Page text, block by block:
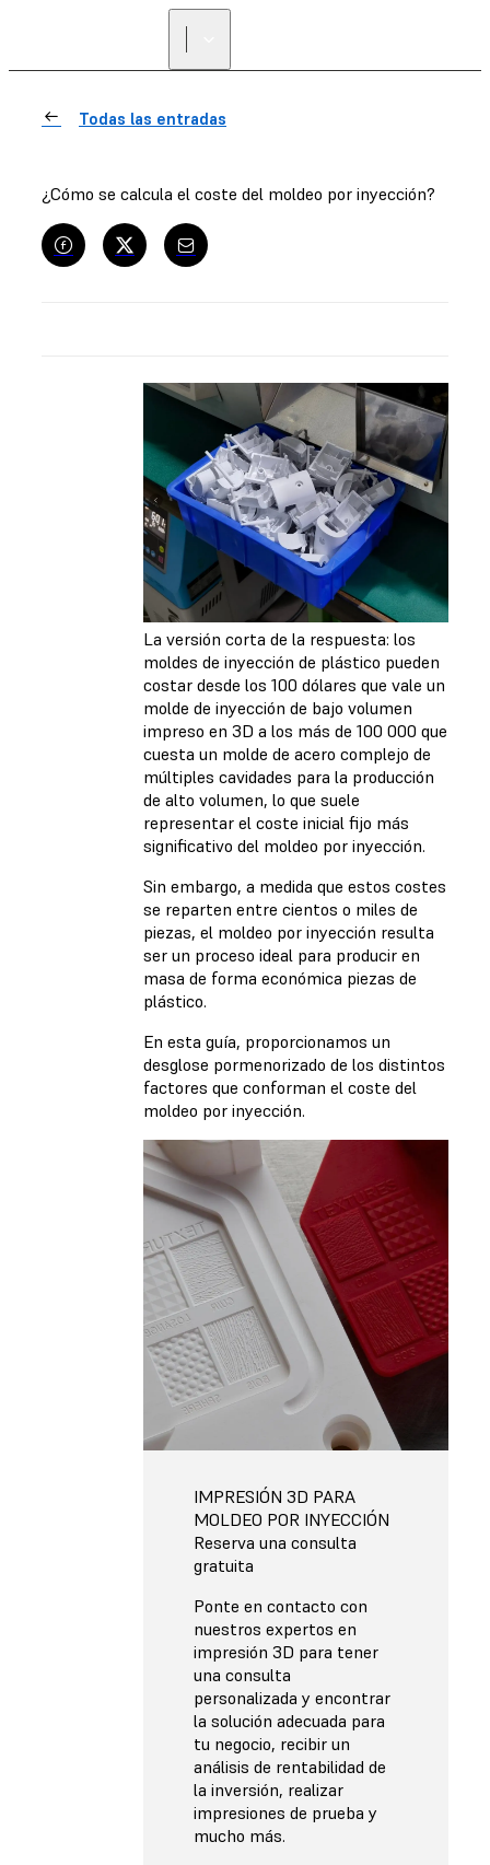
Todas las entradas
¿Cómo se calcula el coste del moldeo por inyección?
La versión corta de la respuesta: los
moldes de inyección de plástico pueden
costar desde los 100 dólares que vale un
molde de inyección de bajo volumen
impreso en 3D a los más de 100 000 que
cuesta un molde de acero complejo de
múltiples cavidades para la producción
de alto volumen, lo que suele
representar el coste inicial fijo más
significativo del moldeo por inyección.
Sin embargo, a medida que estos costes
se reparten entre cientos o miles de
piezas, el moldeo por inyección resulta
ser un proceso ideal para producir en
masa de forma económica piezas de
plástico.
En esta guía, proporcionamos un
desglose pormenorizado de los distintos
factores que conforman el coste del
moldeo por inyección.
IMPRESIÓN 3D PARA
MOLDEO POR INYECCIÓN
Reserva una consulta
gratuita
Ponte en contacto con
nuestros expertos en
impresión 3D para tener
una consulta
personalizada y encontrar
la solución adecuada para
tu negocio, recibir un
análisis de rentabilidad de
la inversión, realizar
impresiones de prueba y
mucho más.